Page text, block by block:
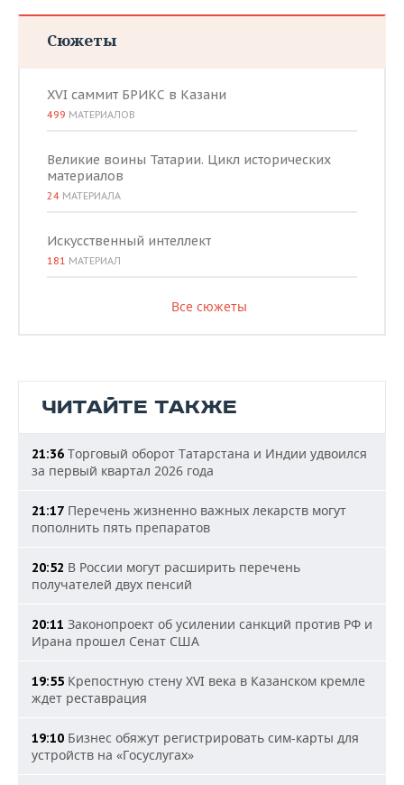
Сюжеты
XVI саммит БРИКС в Казани
499 МАТЕРИАЛОВ
Великие воины Татарии. Цикл исторических
материалов
24 МАТЕРИАЛА
Искусственный интеллект
181 МАТЕРИАЛ
Все сюжеты
ЧИТАЙТЕ ТАКЖЕ
21:36 Торговый оборот Татарстана и Индии удвоился
за первый квартал 2026 года
21:17 Перечень жизненно важных лекарств могут
пополнить пять препаратов
20:52 В России могут расширить перечень
получателей двух пенсий
20:11 Законопроект об усилении санкций против РФ и
Ирана прошел Сенат США
19:55 Крепостную стену XVI века в Казанском кремле
ждет реставрация
19:10 Бизнес обяжут регистрировать сим-карты для
устройств на «Госуслугах»